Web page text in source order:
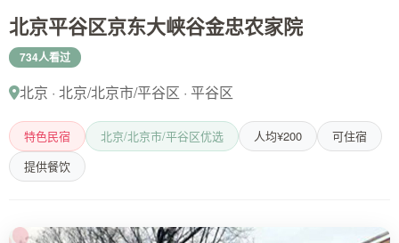
北京平谷区京东大峡谷金忠农家院
734人看过
北京 · 北京/北京市/平谷区 · 平谷区
特色民宿 北京/北京市/平谷区优选 人均¥200
可住宿
提供餐饮